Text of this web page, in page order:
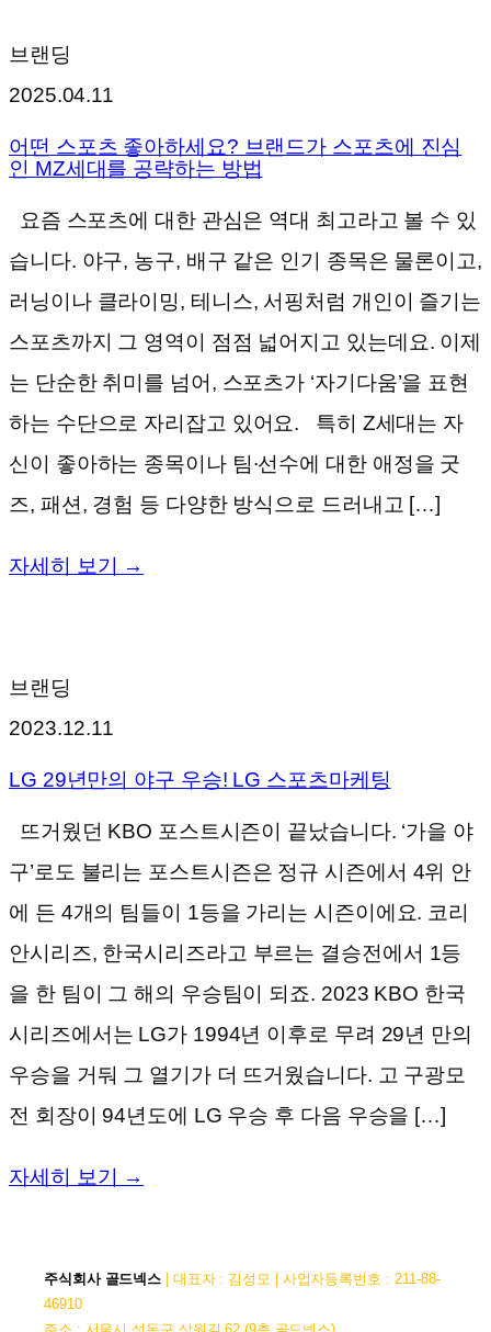
브랜딩
2025.04.11
어떤 스포츠 좋아하세요? 브랜드가 스포츠에 진심
인 MZ세대를 공략하는 방법
요즘 스포츠에 대한 관심은 역대 최고라고 볼 수 있
습니다. 야구, 농구, 배구 같은 인기 종목은 물론이고,
러닝이나 클라이밍, 테니스, 서핑처럼 개인이 즐기는
스포츠까지 그 영역이 점점 넓어지고 있는데요. 이제
는 단순한 취미를 넘어, 스포츠가 ‘자기다움’을 표현
하는 수단으로 자리잡고 있어요. 특히 Z세대는 자
신이 좋아하는 종목이나 팀∙선수에 대한 애정을 굿
즈, 패션, 경험 등 다양한 방식으로 드러내고 […]
자세히 보기 →
브랜딩
2023.12.11
LG 29년만의 야구 우승! LG 스포츠마케팅
뜨거웠던 KBO 포스트시즌이 끝났습니다. ‘가을 야
구’로도 불리는 포스트시즌은 정규 시즌에서 4위 안
에 든 4개의 팀들이 1등을 가리는 시즌이에요. 코리
안시리즈, 한국시리즈라고 부르는 결승전에서 1등
을 한 팀이 그 해의 우승팀이 되죠. 2023 KBO 한국
시리즈에서는 LG가 1994년 이후로 무려 29년 만의
우승을 거둬 그 열기가 더 뜨거웠습니다. 고 구광모
전 회장이 94년도에 LG 우승 후 다음 우승을 […]
자세히 보기 →
주식회사 골드넥스 | 대표자 : 김성모 | 사업자등록번호 : 211-88-
46910